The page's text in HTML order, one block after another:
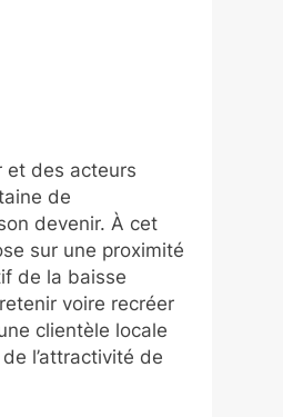
et des acteurs
de
devenir. À cet
sur une proximité
de la baisse
voire recréer
clientèle locale
l’attractivité de